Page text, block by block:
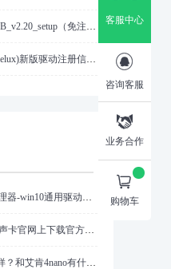
（免注册）
新版驱动注册信息获取指导
器-win10通用驱动下载
卡官网上下载官方原装驱动
和艾肯4nano有什么区别？
客服中心

咨询客服

业务合作

购物车